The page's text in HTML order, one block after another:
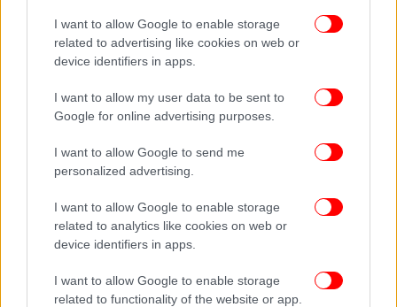
I want to allow Google to enable storage
related to advertising like cookies on web or
device identifiers in apps.
I want to allow my user data to be sent to
Google for online advertising purposes.
I want to allow Google to send me
personalized advertising.
I want to allow Google to enable storage
related to analytics like cookies on web or
device identifiers in apps.
I want to allow Google to enable storage
related to functionality of the website or app.
υποκριτική πολλές φορές, με πιο πρόσφατη την
προσωρινή παύση μετά την ολοκλήρωση της
ταινίας «Lincoln» το 2012.
Το 1997, έκανε ένα βήμα πίσω από το Χόλιγουντ για
στη Φλωρεντία της Ιταλίας, μέχρι το 2000. ο